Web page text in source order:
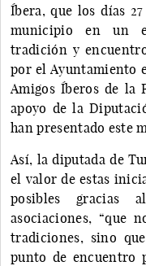
Íbera, que los días
municipio en un
tradición y
por el Ayuntamiento
Amigos Íberos de la
apoyo de la
han presentado este
Así, la diputada de
el valor de estas
posibles gracias
asociaciones, “que
tradiciones, sino
punto de encuentro